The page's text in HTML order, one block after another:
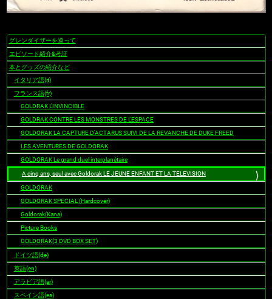
ナ
ビ
ゲ
シ
ョ
ン
グレンダイザーを巡って
エピソード紹介&考証
本とグッズの紹介など
イタリア語(it)
フランス語(fr)
GOLDRAK L'INVINCIBLE
GOLDRAK CONTRE LES MONSTRES DE L'ESPACE
GOLDORAK LA CAPTURE D'ACTARUS SUIVI DE LA REVANCHE DE DUKE FREED
LES AVENTURES DE GOLDORAK
GOLDORAK Le grand duel interplanétaire
A cinq ans, seul avec Goldorak LE JEUNE ENFANT ET LA TELEVISION
GOLDORAK
GOLDORAK SPECIAL (Hardcover)
Goldorak(Kana)
Picture Books
GOLDORAK(3 DVD BOX SET)
ドイツ語(de)
英語(en)
アラビア語(ar)
スペイン語(es)